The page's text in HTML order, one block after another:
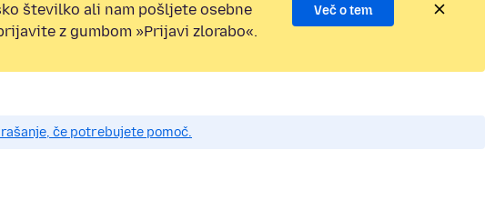
številko ali nam pošljete osebne
z gumbom »Prijavi zlorabo«.
Več o tem
če potrebujete pomoč.